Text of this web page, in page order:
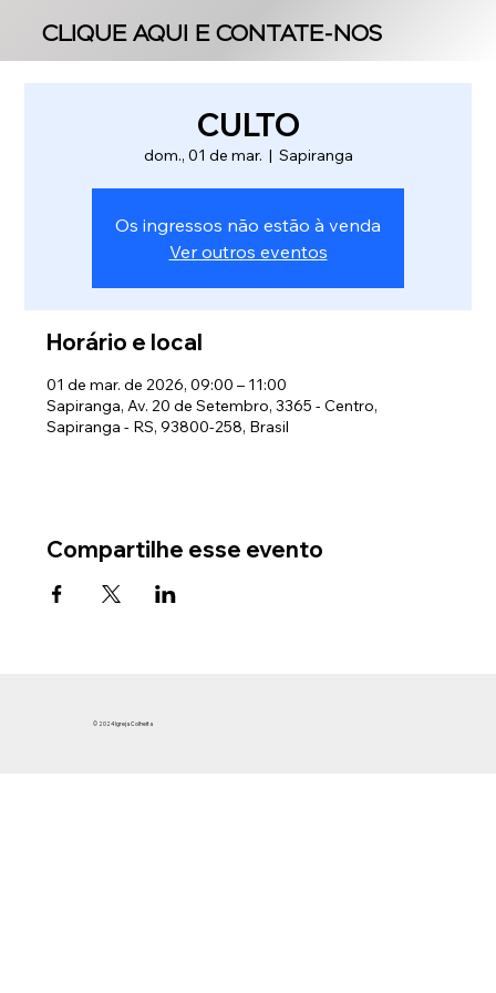
CLIQUE AQUI E CONTATE-NOS
CLIQUE AQUI E CONTATE-NOS
CULTO
dom., 01 de mar.
  |
Sapiranga
Os ingressos não estão à venda
Ver outros eventos
Horário e local
01 de mar. de 2026, 09:00 – 11:00
Sapiranga, Av. 20 de Setembro, 3365 - Centro,
Sapiranga - RS, 93800-258, Brasil
Compartilhe esse evento
© 2024 Igreja Colheita